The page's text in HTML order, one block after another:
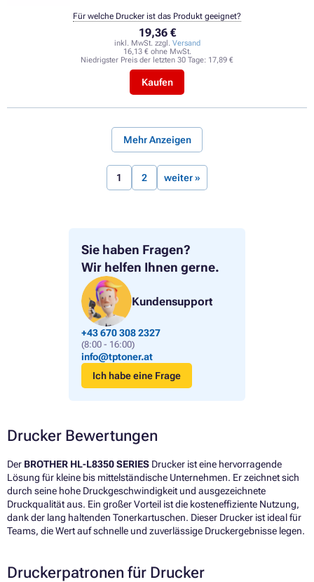
Sie haben Fragen?
Wir helfen Ihnen gerne.
Kundensupport
+43 670 308 2327
(8:00 - 16:00)
info@tptoner.at
Ich habe eine Frage
19,36 €
inkl. MwSt. zzgl. Versand
16,13 € ohne MwSt.
Niedrigster Preis der letzten 30 Tage: 17,89 €
Kaufen
Für welche Drucker ist das Produkt geeignet?
Mehr Anzeigen
1 2 weiter »
Drucker Bewertungen
Der BROTHER HL-L8350 SERIES Drucker ist eine hervorragende
Lösung für kleine bis mittelständische Unternehmen. Er zeichnet sich
durch seine hohe Druckgeschwindigkeit und ausgezeichnete
Druckqualität aus. Ein großer Vorteil ist die kosteneffiziente Nutzung,
dank der lang haltenden Tonerkartuschen. Dieser Drucker ist ideal für
Teams, die Wert auf schnelle und zuverlässige Druckergebnisse legen.
Druckerpatronen für Drucker